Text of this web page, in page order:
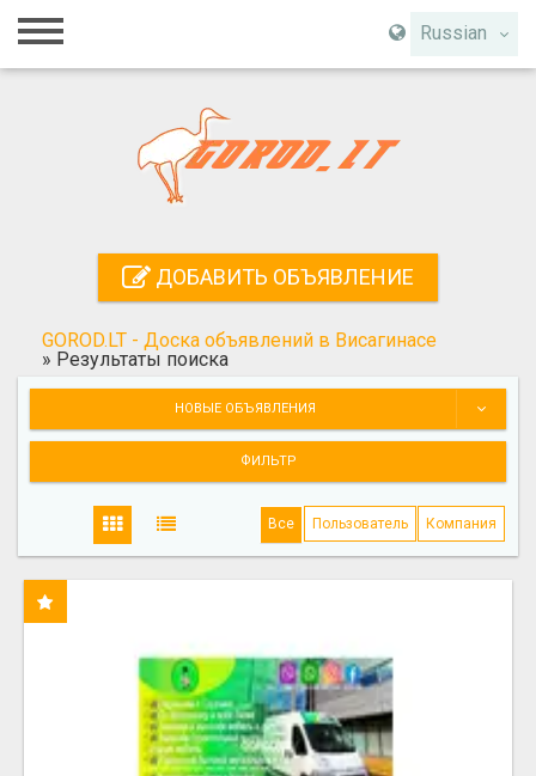
Russian
Главная
Регистрация
Поиск
ДОБАВИТЬ ОБЪЯВЛЕНИЕ
GOROD.LT - Доска объявлений в Висагинасе
» Результаты поиска
НОВЫЕ ОБЪЯВЛЕНИЯ
ФИЛЬТР
Все Пользователь Компания